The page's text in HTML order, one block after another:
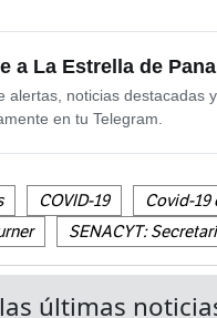
a La Estrella de
alertas, noticias destacadas
en tu Telegram.
COVID-19 Covid-19
SENACYT: